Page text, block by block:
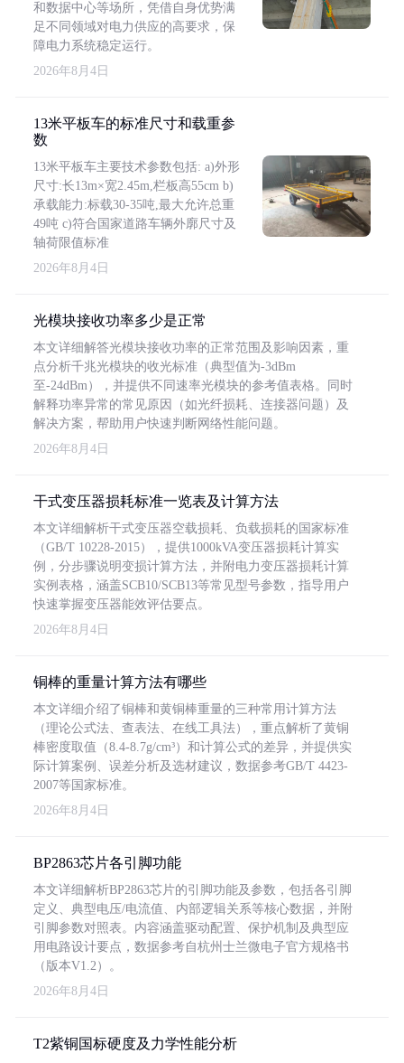
和数据中心等场所，凭借自身优势满
足不同领域对电力供应的高要求，保
障电力系统稳定运行。
2026年8月4日
13米平板车的标准尺寸和载重参
数
13米平板车主要技术参数包括: a)外形
尺寸:长13m×宽2.45m,栏板高55cm b)
承载能力:标载30-35吨,最大允许总重
49吨 c)符合国家道路车辆外廓尺寸及
轴荷限值标准
2026年8月4日
光模块接收功率多少是正常
本文详细解答光模块接收功率的正常范围及影响因素，重
点分析千兆光模块的收光标准（典型值为-3dBm
至-24dBm），并提供不同速率光模块的参考值表格。同时
解释功率异常的常见原因（如光纤损耗、连接器问题）及
解决方案，帮助用户快速判断网络性能问题。
2026年8月4日
干式变压器损耗标准一览表及计算方法
本文详细解析干式变压器空载损耗、负载损耗的国家标准
（GB/T 10228-2015），提供1000kVA变压器损耗计算实
例，分步骤说明变损计算方法，并附电力变压器损耗计算
实例表格，涵盖SCB10/SCB13等常见型号参数，指导用户
快速掌握变压器能效评估要点。
2026年8月4日
铜棒的重量计算方法有哪些
本文详细介绍了铜棒和黄铜棒重量的三种常用计算方法
（理论公式法、查表法、在线工具法），重点解析了黄铜
棒密度取值（8.4-8.7g/cm³）和计算公式的差异，并提供实
际计算案例、误差分析及选材建议，数据参考GB/T 4423-
2007等国家标准。
2026年8月4日
BP2863芯片各引脚功能
本文详细解析BP2863芯片的引脚功能及参数，包括各引脚
定义、典型电压/电流值、内部逻辑关系等核心数据，并附
引脚参数对照表。内容涵盖驱动配置、保护机制及典型应
用电路设计要点，数据参考自杭州士兰微电子官方规格书
（版本V1.2）。
2026年8月4日
T2紫铜国标硬度及力学性能分析